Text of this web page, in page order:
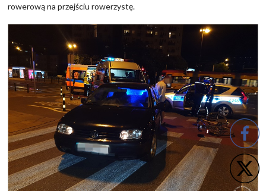
rowerową na przejściu rowerzystę.